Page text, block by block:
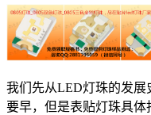
我们先从LED灯珠的发
要早，但是表贴灯珠具体